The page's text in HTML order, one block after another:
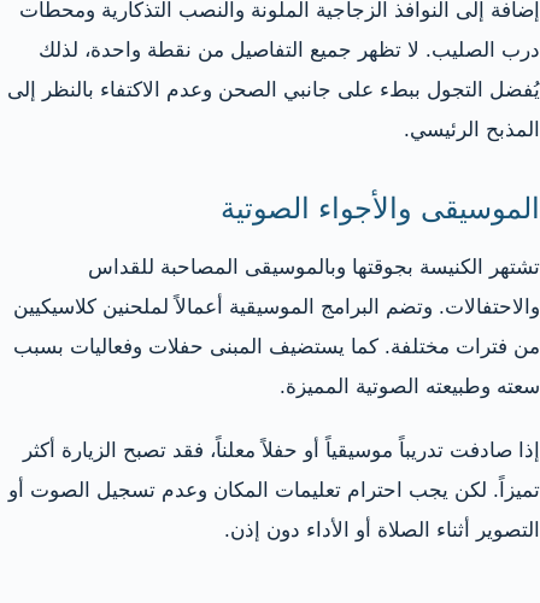
إضافة إلى النوافذ الزجاجية الملونة والنصب التذكارية ومحطات
درب الصليب. لا تظهر جميع التفاصيل من نقطة واحدة، لذلك
يُفضل التجول ببطء على جانبي الصحن وعدم الاكتفاء بالنظر إلى
المذبح الرئيسي.
الموسيقى والأجواء الصوتية
تشتهر الكنيسة بجوقتها وبالموسيقى المصاحبة للقداس
والاحتفالات. وتضم البرامج الموسيقية أعمالاً لملحنين كلاسيكيين
من فترات مختلفة. كما يستضيف المبنى حفلات وفعاليات بسبب
سعته وطبيعته الصوتية المميزة.
إذا صادفت تدريباً موسيقياً أو حفلاً معلناً، فقد تصبح الزيارة أكثر
تميزاً. لكن يجب احترام تعليمات المكان وعدم تسجيل الصوت أو
التصوير أثناء الصلاة أو الأداء دون إذن.